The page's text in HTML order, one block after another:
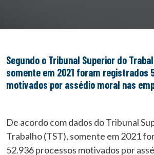
Segundo o Tribunal Superior do Trabalho (TST),
somente em 2021 foram registrados
motivados por assédio moral nas
De acordo com dados do Tribunal
Trabalho (TST), somente em 2021
52.936 processos motivados por